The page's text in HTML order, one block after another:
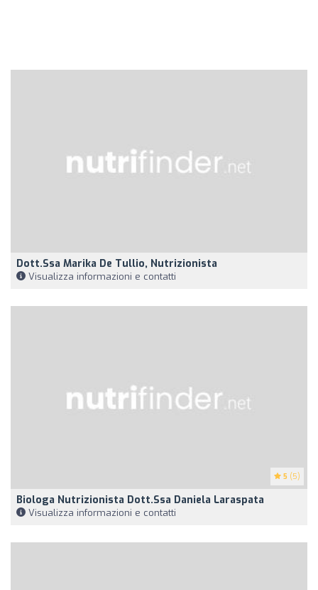
Dott.ssa Marika De Tullio, Nutrizionista
Visualizza informazioni e contatti
5 (5)
Biologa Nutrizionista Dott.ssa Daniela Laraspata
Visualizza informazioni e contatti